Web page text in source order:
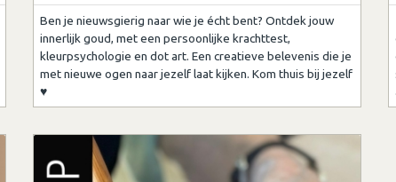
Ben je nieuwsgierig naar wie je écht bent? Ontdek jouw
innerlijk goud, met een persoonlijke krachttest,
kleurpsychologie en dot art. Een creatieve belevenis die je
met nieuwe ogen naar jezelf laat kijken. Kom thuis bij jezelf
♥︎